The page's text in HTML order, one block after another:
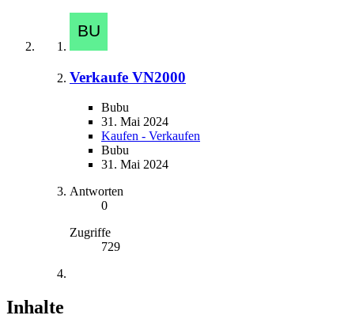
Verkaufe VN2000
Bubu
31. Mai 2024
Kaufen - Verkaufen
Bubu
31. Mai 2024
Antworten
0
Zugriffe
729
Inhalte